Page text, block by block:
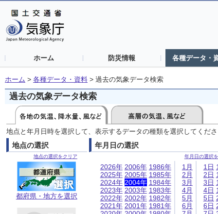
ホーム 防災情報 各種データ・
ホーム > 各種データ・資料 > 過去の気象データ検索
過去の気象データ検索
地点と年月日時を選択して、表示するデータの種類を選択してくだ
地点の選択
地点の選択をクリア
都府県・地方を選択
年月日の選択
年月日の選択
2026年
2025年
2024年
2023年
2022年
2021年
2006年
2005年
2004年
2003年
2002年
2001年
1986年
1985年
1984年
1983年
1982年
1981年
1月
2月
3月
4月
5月
6月
1日
2日
3日
4日
5日
6日